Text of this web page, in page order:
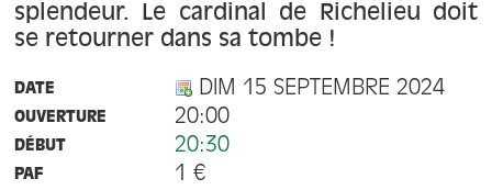
splendeur. Le cardinal de Richelieu doit
se retourner dans sa tombe !
DATE DIM 15 SEPTEMBRE 2024
OUVERTURE 20:00
DÉBUT 20:30
PAF 1 €